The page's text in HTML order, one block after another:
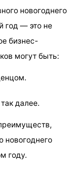
новогоднего
год — это не
бизнес-
могут быть:
далее.
новогоднего
году.